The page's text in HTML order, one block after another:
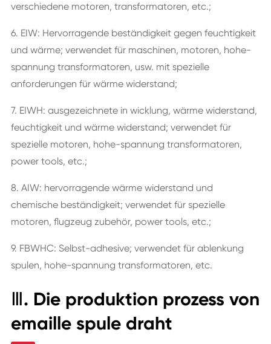
verschiedene motoren, transformatoren, etc.;
6. EIW: Hervorragende beständigkeit gegen feuchtigkeit
und wärme; verwendet für maschinen, motoren, hohe-
spannung transformatoren, usw. mit spezielle
anforderungen für wärme widerstand;
7. EIWH: ausgezeichnete in wicklung, wärme widerstand,
feuchtigkeit und wärme widerstand; verwendet für
spezielle motoren, hohe-spannung transformatoren,
power tools, etc.;
8. AIW: hervorragende wärme widerstand und
chemische beständigkeit; verwendet für spezielle
motoren, flugzeug zubehör, power tools, etc.;
9. FBWHC: Selbst-adhesive; verwendet für ablenkung
spulen, hohe-spannung transformatoren, etc.
Ⅲ. Die produktion prozess von
emaille spule draht